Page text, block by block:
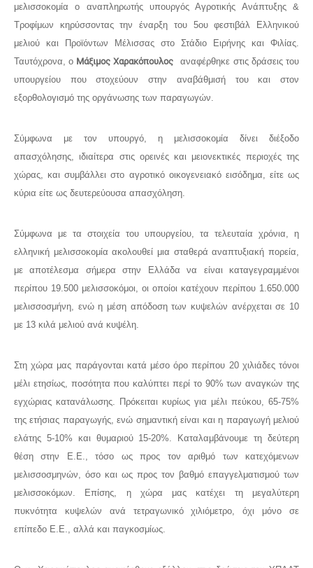
μελισσοκομία ο αναπληρωτής υπουργός Αγροτικής Ανάπτυξης &
Τροφίμων κηρύσσοντας την έναρξη του 5ου φεστιβάλ Ελληνικού
μελιού και Προϊόντων Μέλισσας στο Στάδιο Ειρήνης και Φιλίας.
Ταυτόχρονα, ο Μάξιμος Χαρακόπουλος
αναφέρθηκε στις δράσεις του
υπουργείου που στοχεύουν στην αναβάθμισή του και στον
εξορθολογισμό της οργάνωσης των παραγωγών.
Σύμφωνα με τον υπουργό, η μελισσοκομία δίνει διέξοδο
απασχόλησης, ιδιαίτερα στις ορεινές και μειονεκτικές περιοχές της
χώρας, και συμβάλλει στο αγροτικό οικογενειακό εισόδημα, είτε ως
κύρια είτε ως δευτερεύουσα απασχόληση.
Σύμφωνα με τα στοιχεία του υπουργείου, τα τελευταία χρόνια, η
ελληνική μελισσοκομία ακολουθεί μια σταθερά αναπτυξιακή πορεία,
με αποτέλεσμα σήμερα στην Ελλάδα να είναι καταγεγραμμένοι
περίπου 19.500 μελισσοκόμοι, οι οποίοι κατέχουν περίπου 1.650.000
μελισσοσμήνη, ενώ η μέση απόδοση των κυψελών ανέρχεται σε 10
με 13 κιλά μελιού ανά κυψέλη.
Στη χώρα μας παράγονται κατά μέσο όρο περίπου 20 χιλιάδες τόνοι
μέλι ετησίως, ποσότητα που καλύπτει περί το 90% των αναγκών της
εγχώριας κατανάλωσης. Πρόκειται κυρίως για μέλι πεύκου, 65-75%
της ετήσιας παραγωγής, ενώ σημαντική είναι και η παραγωγή μελιού
ελάτης 5-10% και θυμαριού 15-20%. Καταλαμβάνουμε τη δεύτερη
θέση στην Ε.Ε., τόσο ως προς τον αριθμό των κατεχόμενων
μελισσοσμηνών, όσο και ως προς τον βαθμό επαγγελματισμού των
μελισσοκόμων. Επίσης, η χώρα μας κατέχει τη μεγαλύτερη
πυκνότητα κυψελών ανά τετραγωνικό χιλιόμετρο, όχι μόνο σε
επίπεδο Ε.Ε., αλλά και παγκοσμίως.